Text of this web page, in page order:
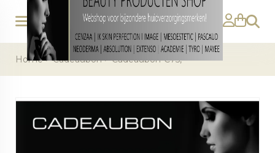
Home>Cadeaubon>Cadeaubon €75,-